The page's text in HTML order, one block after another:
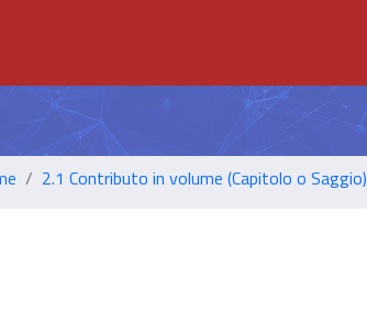
2.1 Contributo in volume (Capitolo o Saggio)